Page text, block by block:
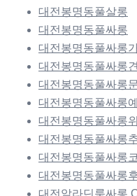
대전봉명동풀살롱
대전봉명동풀싸롱
대전봉명동풀싸롱
대전봉명동풀싸롱
대전봉명동풀싸롱
대전봉명동풀싸롱
대전봉명동풀싸롱
대전봉명동풀싸롱
대전봉명동풀싸롱
대전봉명동풀싸롱후
대전알라딘룸싸롱